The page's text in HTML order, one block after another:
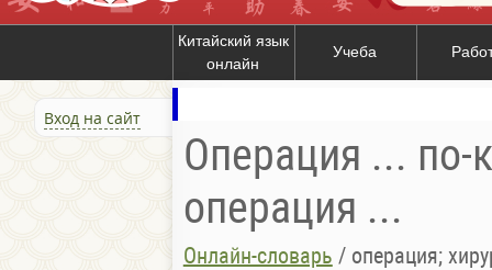
Китайский язык
онлайн
Учеба
Вход на сайт
Операция ... по-
операция ...
Онлайн-словарь / операция;